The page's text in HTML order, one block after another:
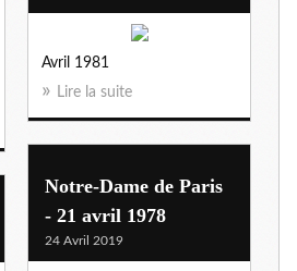
Avril 1981
Lire la suite
Notre-Dame de Paris
- 21 avril 1978
24 Avril 2019